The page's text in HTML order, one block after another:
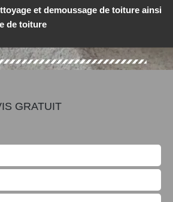
et demoussage de toiture ainsi
de toiture
GRATUIT